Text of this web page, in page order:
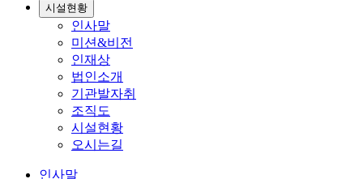
시설현황
인사말
미션&비전
인재상
법인소개
기관발자취
조직도
시설현황
오시는길
인사말